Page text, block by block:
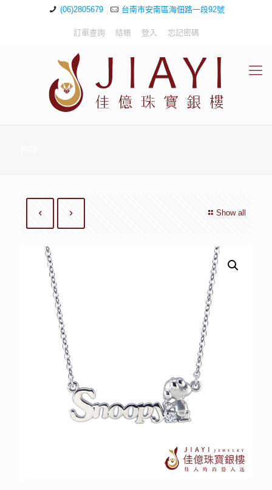
(06)2805679 台南市安南區海佃路一段92號
訂單查詢 結帳 登入 忘記密碼
Show all